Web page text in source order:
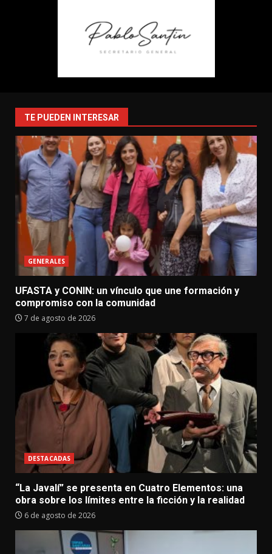
TE PUEDEN INTERESAR
GENERALES
UFASTA y CONIN: un vínculo que une formación y
compromiso con la comunidad
7 de agosto de 2026
DESTACADAS
“La Javalí” se presenta en Cuatro Elementos: una
obra sobre los límites entre la ficción y la realidad
6 de agosto de 2026